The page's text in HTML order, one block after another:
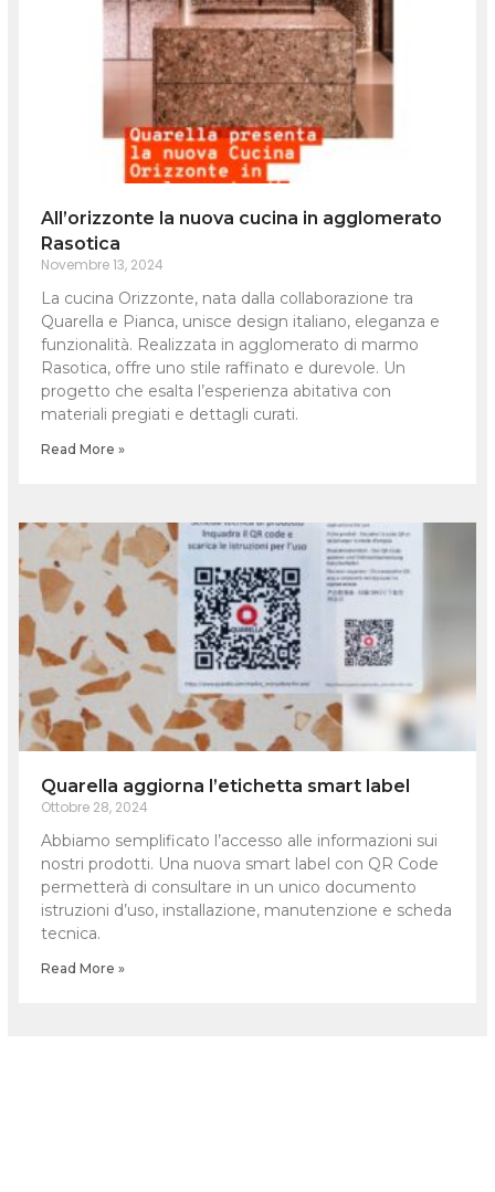
All’orizzonte la nuova cucina in agglomerato
Rasotica
Novembre 13, 2024
La cucina Orizzonte, nata dalla collaborazione tra
Quarella e Pianca, unisce design italiano, eleganza e
funzionalità. Realizzata in agglomerato di marmo
Rasotica, offre uno stile raffinato e durevole. Un
progetto che esalta l’esperienza abitativa con
materiali pregiati e dettagli curati.
Read More »
Quarella aggiorna l’etichetta smart label
Ottobre 28, 2024
Abbiamo semplificato l’accesso alle informazioni sui
nostri prodotti. Una nuova smart label con QR Code
permetterà di consultare in un unico documento
istruzioni d’uso, installazione, manutenzione e scheda
tecnica.
Read More »